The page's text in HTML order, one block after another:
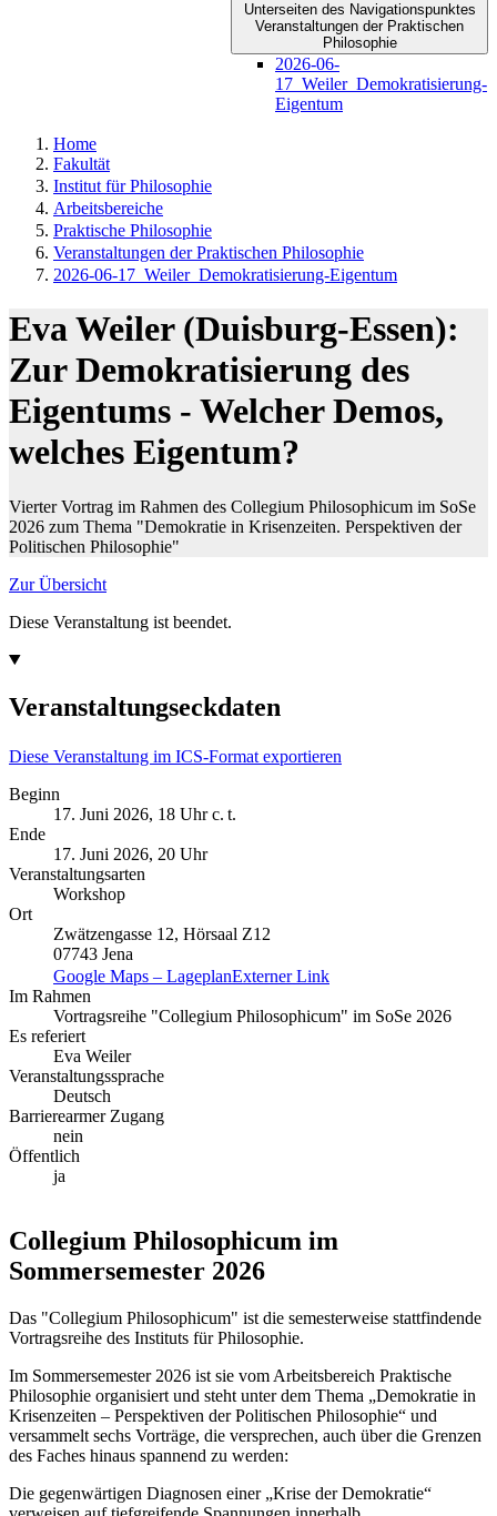
Unterseiten des Navigationspunktes
Veranstaltungen der Praktischen
Philosophie
2026-06-
17_Weiler_Demokratisierung-
Eigentum
Home
Fakultät
Institut für Philosophie
Arbeitsbereiche
Praktische Philosophie
Veranstaltungen der Praktischen Philosophie
2026-06-17_Weiler_Demokratisierung-Eigentum
Eva Weiler (Duisburg-Essen):
Zur Demokratisierung des
Eigentums - Welcher Demos,
welches Eigentum?
Vierter Vortrag im Rahmen des Collegium Philosophicum im SoSe
2026 zum Thema "Demokratie in Krisenzeiten. Perspektiven der
Politischen Philosophie"
Zur Übersicht
Diese Veranstaltung ist beendet.
Veranstaltungseckdaten
Diese Veranstaltung im ICS-Format exportieren
Beginn
17. Juni 2026, 18 Uhr c. t.
Ende
17. Juni 2026, 20 Uhr
Veranstaltungsarten
Workshop
Ort
Zwätzengasse 12, Hörsaal Z12
07743 Jena
Google Maps – LageplanExterner Link
Im Rahmen
Vortragsreihe "Collegium Philosophicum" im SoSe 2026
Es referiert
Eva Weiler
Veranstaltungssprache
Deutsch
Barrierearmer Zugang
nein
Öffentlich
ja
Collegium Philosophicum im
Sommersemester 2026
Das "Collegium Philosophicum" ist die semesterweise stattfindende
Vortragsreihe des Instituts für Philosophie.
Im Sommersemester 2026 ist sie vom Arbeitsbereich Praktische
Philosophie organisiert und steht unter dem Thema „Demokratie in
Krisenzeiten – Perspektiven der Politischen Philosophie“ und
versammelt sechs Vorträge, die versprechen, auch über die Grenzen
des Faches hinaus spannend zu werden:
Die gegenwärtigen Diagnosen einer „Krise der Demokratie“